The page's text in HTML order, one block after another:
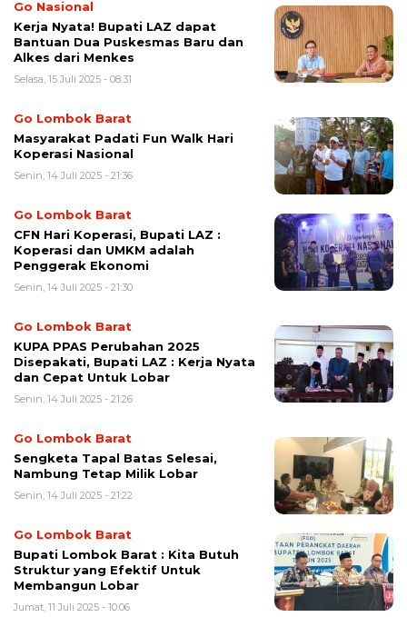
Go Nasional
Kerja Nyata! Bupati LAZ dapat
Bantuan Dua Puskesmas Baru dan
Alkes dari Menkes
Selasa, 15 Juli 2025 - 08:31
Go Lombok Barat
Masyarakat Padati Fun Walk Hari
Koperasi Nasional
Senin, 14 Juli 2025 - 21:36
Go Lombok Barat
CFN Hari Koperasi, Bupati LAZ :
Koperasi dan UMKM adalah
Penggerak Ekonomi
Senin, 14 Juli 2025 - 21:30
Go Lombok Barat
KUPA PPAS Perubahan 2025
Disepakati, Bupati LAZ : Kerja Nyata
dan Cepat Untuk Lobar
Senin, 14 Juli 2025 - 21:26
Go Lombok Barat
Sengketa Tapal Batas Selesai,
Nambung Tetap Milik Lobar
Senin, 14 Juli 2025 - 21:22
Go Lombok Barat
Bupati Lombok Barat : Kita Butuh
Struktur yang Efektif Untuk
Membangun Lobar
Jumat, 11 Juli 2025 - 10:06